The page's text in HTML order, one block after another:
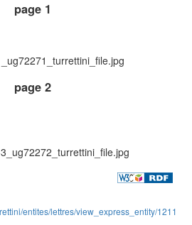
page 1
page 2
entites/lettres/view_express_entity/1211